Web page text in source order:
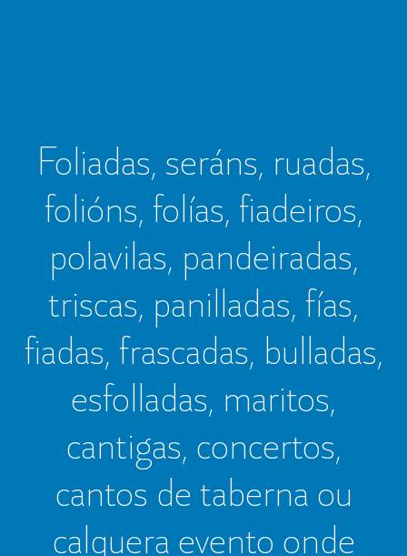
Foliadas, seráns, ruadas,
folións, folías, fiadeiros,
polavilas, pandeiradas,
triscas, panilladas, fías,
fiadas, frascadas, bulladas,
esfolladas, maritos,
cantigas, concertos,
cantos de taberna ou
calquera evento onde